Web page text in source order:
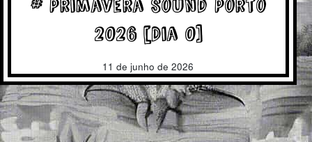
# Primavera Sound Porto
2026 [Dia 0]
11 de junho de 2026